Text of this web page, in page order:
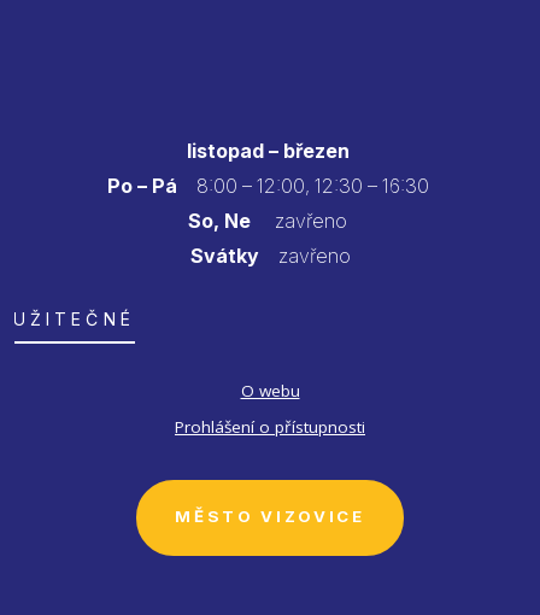
listopad – březen
Po – Pá 8:00 – 12:00, 12:30 – 16:30
So, Ne zavřeno
Svátkyzavřeno
UŽITEČNÉ
O webu
Prohlášení o přístupnosti
MĚSTO VIZOVICE